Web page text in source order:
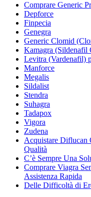
Comprare Generic
Depforce
Finpecia
Genegra
Generic Clomid
Kamagra (Sildenafil
Levitra (Vardenafil)
Manforce
Megalis
Sildalist
Stendra
Suhagra
Tadapox
Vigora
Zudena
Acquistare Diflucan
Qualità
C’è Sempre Una
Comprare Viagra
Assistenza Rapida
Delle Difficoltà di